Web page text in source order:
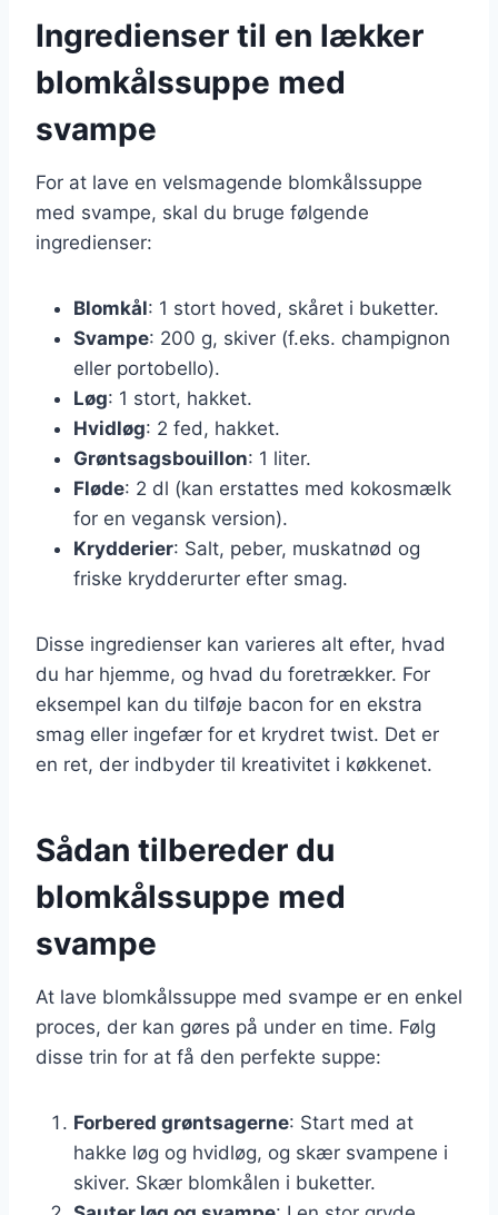
Ingredienser til en lækker
blomkålssuppe med
svampe
For at lave en velsmagende blomkålssuppe
med svampe, skal du bruge følgende
ingredienser:
Blomkål: 1 stort hoved, skåret i buketter.
Svampe: 200 g, skiver (f.eks. champignon
eller portobello).
Løg: 1 stort, hakket.
Hvidløg: 2 fed, hakket.
Grøntsagsbouillon: 1 liter.
Fløde: 2 dl (kan erstattes med kokosmælk
for en vegansk version).
Krydderier: Salt, peber, muskatnød og
friske krydderurter efter smag.
Disse ingredienser kan varieres alt efter, hvad
du har hjemme, og hvad du foretrækker. For
eksempel kan du tilføje bacon for en ekstra
smag eller ingefær for et krydret twist. Det er
en ret, der indbyder til kreativitet i køkkenet.
Sådan tilbereder du
blomkålssuppe med
svampe
At lave blomkålssuppe med svampe er en enkel
proces, der kan gøres på under en time. Følg
disse trin for at få den perfekte suppe:
Forbered grøntsagerne: Start med at
hakke løg og hvidløg, og skær svampene i
skiver. Skær blomkålen i buketter.